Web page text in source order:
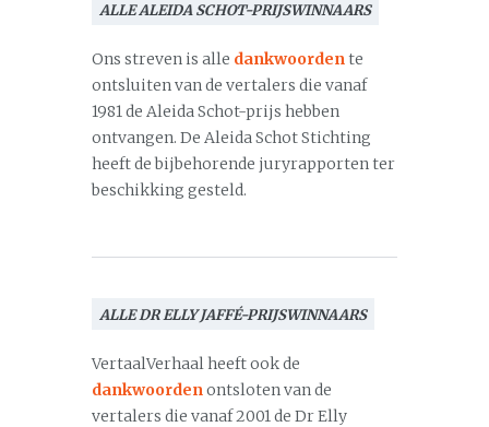
ALLE ALEIDA SCHOT-PRIJSWINNAARS
Ons streven is alle dankwoordente
ontsluiten van de vertalers die vanaf
1981 de Aleida Schot-prijs hebben
ontvangen. De Aleida Schot Stichting
heeft de bijbehorende juryrapporten ter
beschikking gesteld.
ALLE DR ELLY JAFFÉ-PRIJSWINNAARS
VertaalVerhaal heeft ook de
dankwoordenontsloten van de
vertalers die vanaf 2001 de Dr Elly